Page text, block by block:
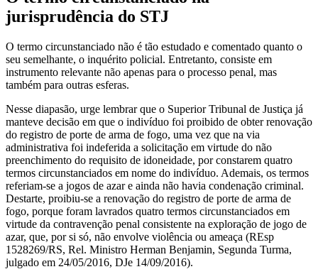
jurisprudência do STJ
O termo circunstanciado não é tão estudado e comentado quanto o
seu semelhante, o inquérito policial. Entretanto, consiste em
instrumento relevante não apenas para o processo penal, mas
também para outras esferas.
Nesse diapasão, urge lembrar que o Superior Tribunal de Justiça já
manteve decisão em que o indivíduo foi proibido de obter renovação
do registro de porte de arma de fogo, uma vez que na via
administrativa foi indeferida a solicitação em virtude do não
preenchimento do requisito de idoneidade, por constarem quatro
termos circunstanciados em nome do indivíduo. Ademais, os termos
referiam-se a jogos de azar e ainda não havia condenação criminal.
Destarte, proibiu-se a renovação do registro de porte de arma de
fogo, porque foram lavrados quatro termos circunstanciados em
virtude da contravenção penal consistente na exploração de jogo de
azar, que, por si só, não envolve violência ou ameaça (REsp
1528269/RS, Rel. Ministro Herman Benjamin, Segunda Turma,
julgado em 24/05/2016, DJe 14/09/2016).